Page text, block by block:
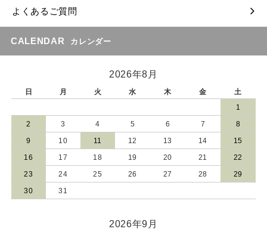
よくあるご質問
CALENDAR カレンダー
2026年8月
日 月 火 水 木 金
土
1
2 3 4 5 6 7 8
9 10 11 12 13 14 15
16 17 18 19 20 21 22
23 24 25 26 27 28 29
30 31
2026年9月